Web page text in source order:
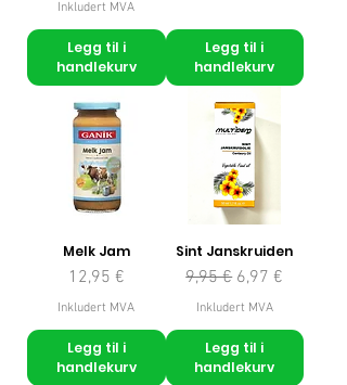
Inkludert MVA
Legg til i
handlekurv
Legg til i
handlekurv
Melk Jam
Pris
12,95 €
Inkludert MVA
Legg til i
handlekurv
Sint Janskruiden
Vanlig pris
9,95 € Salgspris
6,97 €
Inkludert MVA
Legg til i
handlekurv